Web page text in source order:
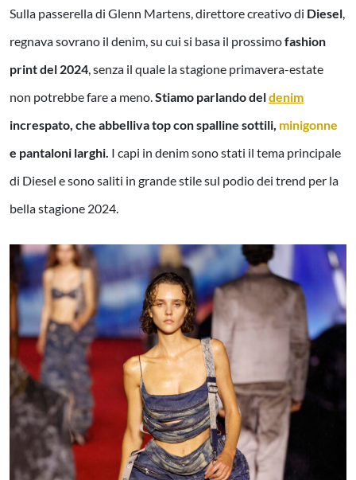
Sulla passerella di Glenn Martens, direttore creativo di Diesel
regnava sovrano il denim, su cui si basa il prossimofashion
print del 2024 , senza il quale la stagione primavera-estate
non potrebbe fare a meno. Stiamo parlando deldenim
increspato, che abbelliva top con spalline sottili, minigonne
e pantaloni larghi. I capi in denim sono stati il tema principale
di Diesel e sono saliti in grande stile sul podio dei trend per la
bella stagione 2024.